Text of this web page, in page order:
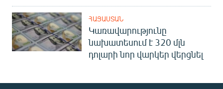
ՀԱՅԱՍՏԱՆ
Կառավարությունը
նախատեսում է 320 մլն
դոլարի նոր վարկեր վերցնել